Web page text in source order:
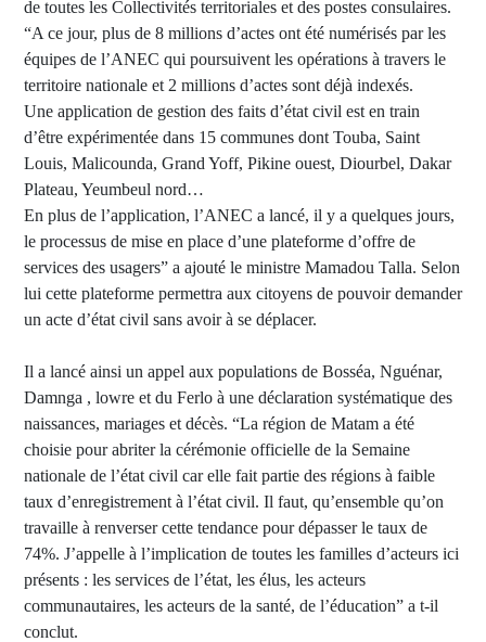
de toutes les Collectivités territoriales et des postes consulaires.
“A ce jour, plus de 8 millions d’actes ont été numérisés par les
équipes de l’ANEC qui poursuivent les opérations à travers le
territoire nationale et 2 millions d’actes sont déjà indexés.
Une application de gestion des faits d’état civil est en train
d’être expérimentée dans 15 communes dont Touba, Saint
Louis, Malicounda, Grand Yoff, Pikine ouest, Diourbel, Dakar
Plateau, Yeumbeul nord…
En plus de l’application, l’ANEC a lancé, il y a quelques jours,
le processus de mise en place d’une plateforme d’offre de
services des usagers” a ajouté le ministre Mamadou Talla. Selon
lui cette plateforme permettra aux citoyens de pouvoir demander
un acte d’état civil sans avoir à se déplacer.
Il a lancé ainsi un appel aux populations de Bosséa, Nguénar,
Damnga , lowre et du Ferlo à une déclaration systématique des
naissances, mariages et décès. “La région de Matam a été
choisie pour abriter la cérémonie officielle de la Semaine
nationale de l’état civil car elle fait partie des régions à faible
taux d’enregistrement à l’état civil. Il faut, qu’ensemble qu’on
travaille à renverser cette tendance pour dépasser le taux de
74%. J’appelle à l’implication de toutes les familles d’acteurs ici
présents : les services de l’état, les élus, les acteurs
communautaires, les acteurs de la santé, de l’éducation” a t-il
conclut.